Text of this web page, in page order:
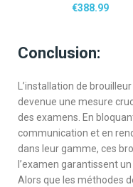
€388.99
Conclusion:
L’installation de
devenue une mesure
des examens. En
communication et en
dans leur gamme, ces
l’examen garantissent
Alors que les méthodes